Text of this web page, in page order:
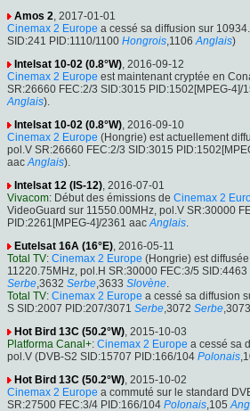
Amos 2 , 2017-01-01
Cinemax 2 Europe a cessé sa diffusion sur
SID:241 PID:1110/1100 Hongrois ,1106 Anglais)
Intelsat 10-02 (0.8°W) , 2016-09-12
Cinemax 2 Europe est maintenant cryptée en
SR:26660 FEC:2/3 SID:3015 PID:1502[MPEG-4]/
Anglais).
Intelsat 10-02 (0.8°W) , 2016-09-10
Cinemax 2 Europe (Hongrie) est actuellement
pol.V SR:26660 FEC:2/3 SID:3015
aac Anglais).
Intelsat 12 (IS-12) , 2016-07-01
Vivacom: Début des émissions de Cinemax 2
VideoGuard sur 11550.00MHz, pol.V SR:30000
PID:2261[MPEG-4]/2361 aac Anglais
Eutelsat 16A (16°E) , 2016-05-11
Total TV: Cinemax 2 Europe (Hongrie) est
11220.75MHz, pol.H SR:30000 FEC:3/5 SID:4463
Serbe ,3632 Serbe ,3633 Slovène
Total TV: Cinemax 2 Europe a cessé sa diffusion
S SID:2007 PID:207/3071 Serbe ,3072 Serbe ,3073
Hot Bird 13C (50.2°W) , 2015-10-03
Platforma Canal+: Cinemax 2 Europe a cessé sa
pol.V (DVB-S2 SID:15707 PID:166/104 Polonais
Hot Bird 13C (50.2°W) , 2015-10-02
Cinemax 2 Europe a commuté sur le standard
SR:27500 FEC:3/4 PID:166/104 Polonais ,105